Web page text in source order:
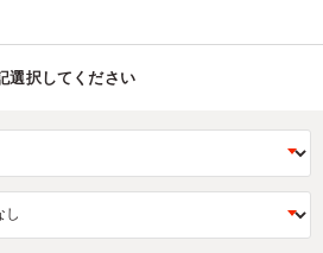
選択してください